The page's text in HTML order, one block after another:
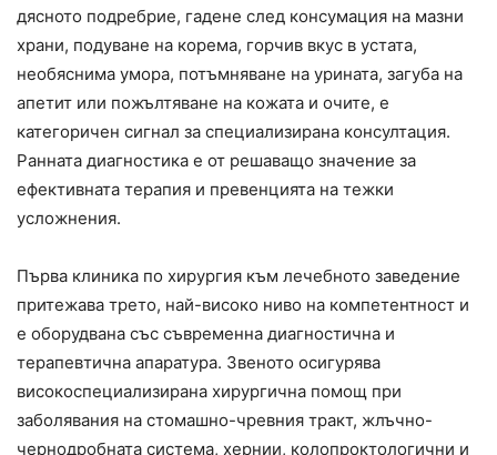
дясното подребрие, гадене след консумация на мазни
храни, подуване на корема, горчив вкус в устата,
необяснима умора, потъмняване на урината, загуба на
апетит или пожълтяване на кожата и очите, е
категоричен сигнал за специализирана консултация.
Ранната диагностика е от решаващо значение за
ефективната терапия и превенцията на тежки
усложнения.
Първа клиника по хирургия към лечебното заведение
притежава трето, най-високо ниво на компетентност и
е оборудвана със съвременна диагностична и
терапевтична апаратура. Звеното осигурява
високоспециализирана хирургична помощ при
заболявания на стомашно-чревния тракт, жлъчно-
чернодробната система, хернии, колопроктологични и